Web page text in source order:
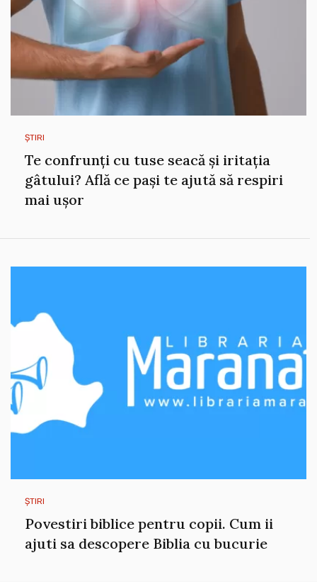
ȘTIRI
Te confrunți cu tuse seacă și iritația
gâtului? Află ce pași te ajută să respiri
mai ușor
ȘTIRI
Povestiri biblice pentru copii. Cum ii
ajuti sa descopere Biblia cu bucurie